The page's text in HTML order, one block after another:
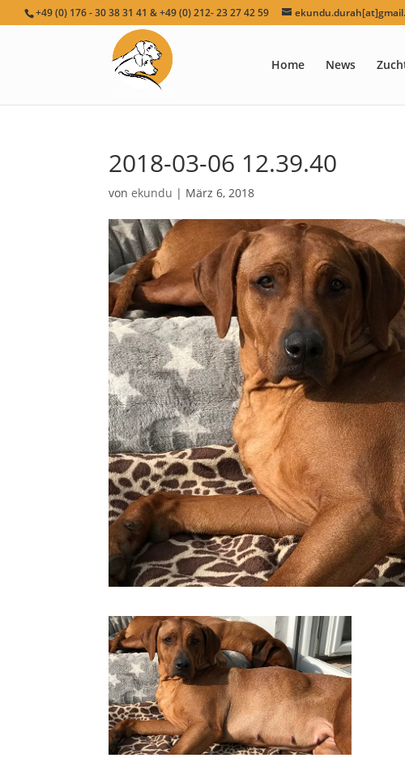
+49 (0) 176 - 30 38 31 41 & +49 (0) 212- 23 27 42 59
Home News
2018-03-06 12.39.40
vonekundu | März 6, 2018